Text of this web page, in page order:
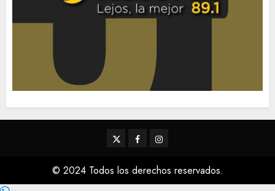
TwitterFacebookInstagram
© 2024 Todos los derechos reservados.